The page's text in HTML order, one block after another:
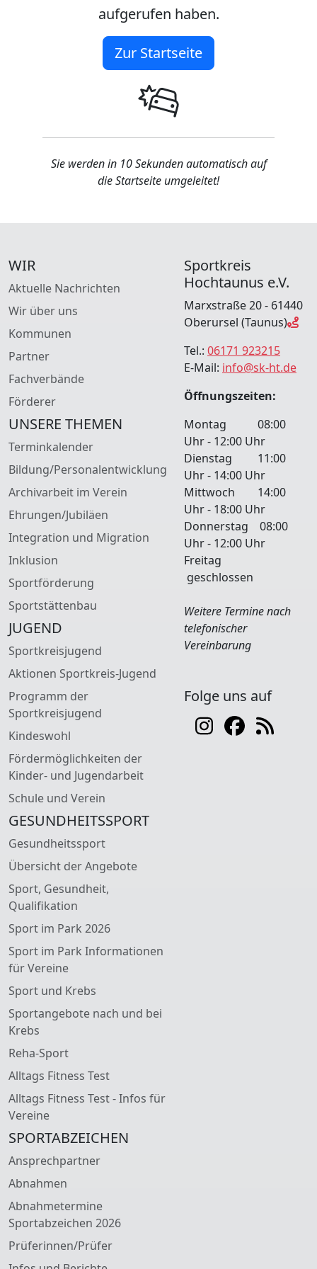
aufgerufen haben.
Zur Startseite
Sie werden in 10 Sekunden automatisch auf
die Startseite umgeleitet!
WIR
Aktuelle Nachrichten
Wir über uns
Kommunen
Partner
Fachverbände
Förderer
UNSERE THEMEN
Terminkalender
Bildung/Personalentwicklung
Archivarbeit im Verein
Ehrungen/Jubiläen
Integration und Migration
Inklusion
Sportförderung
Sportstättenbau
JUGEND
Sportkreisjugend
Aktionen Sportkreis-Jugend
Programm der
Sportkreisjugend
Kindeswohl
Fördermöglichkeiten der
Kinder- und Jugendarbeit
Schule und Verein
GESUNDHEITSSPORT
Gesundheitssport
Übersicht der Angebote
Sport, Gesundheit,
Qualifikation
Sport im Park 2026
Sport im Park Informationen
für Vereine
Sport und Krebs
Sportangebote nach und bei
Krebs
Reha-Sport
Alltags Fitness Test
Alltags Fitness Test - Infos für
Vereine
SPORTABZEICHEN
Ansprechpartner
Abnahmen
Abnahmetermine
Sportabzeichen 2026
Prüferinnen/Prüfer
Sportkreis
Hochtaunus e.V.
Marxstraße 20 - 61440
Oberursel (Taunus)
Tel.: 06171 923215
E-Mail: info@sk-ht.de
Öffnungszeiten:
Montag 08:00
Uhr - 12:00 Uhr
Dienstag 11:00
Uhr - 14:00 Uhr
Mittwoch 14:00
Uhr - 18:00 Uhr
Donnerstag 08:00
Uhr - 12:00 Uhr
Freitag
geschlossen
Weitere Termine nach
telefonischer
Vereinbarung
Folge uns auf